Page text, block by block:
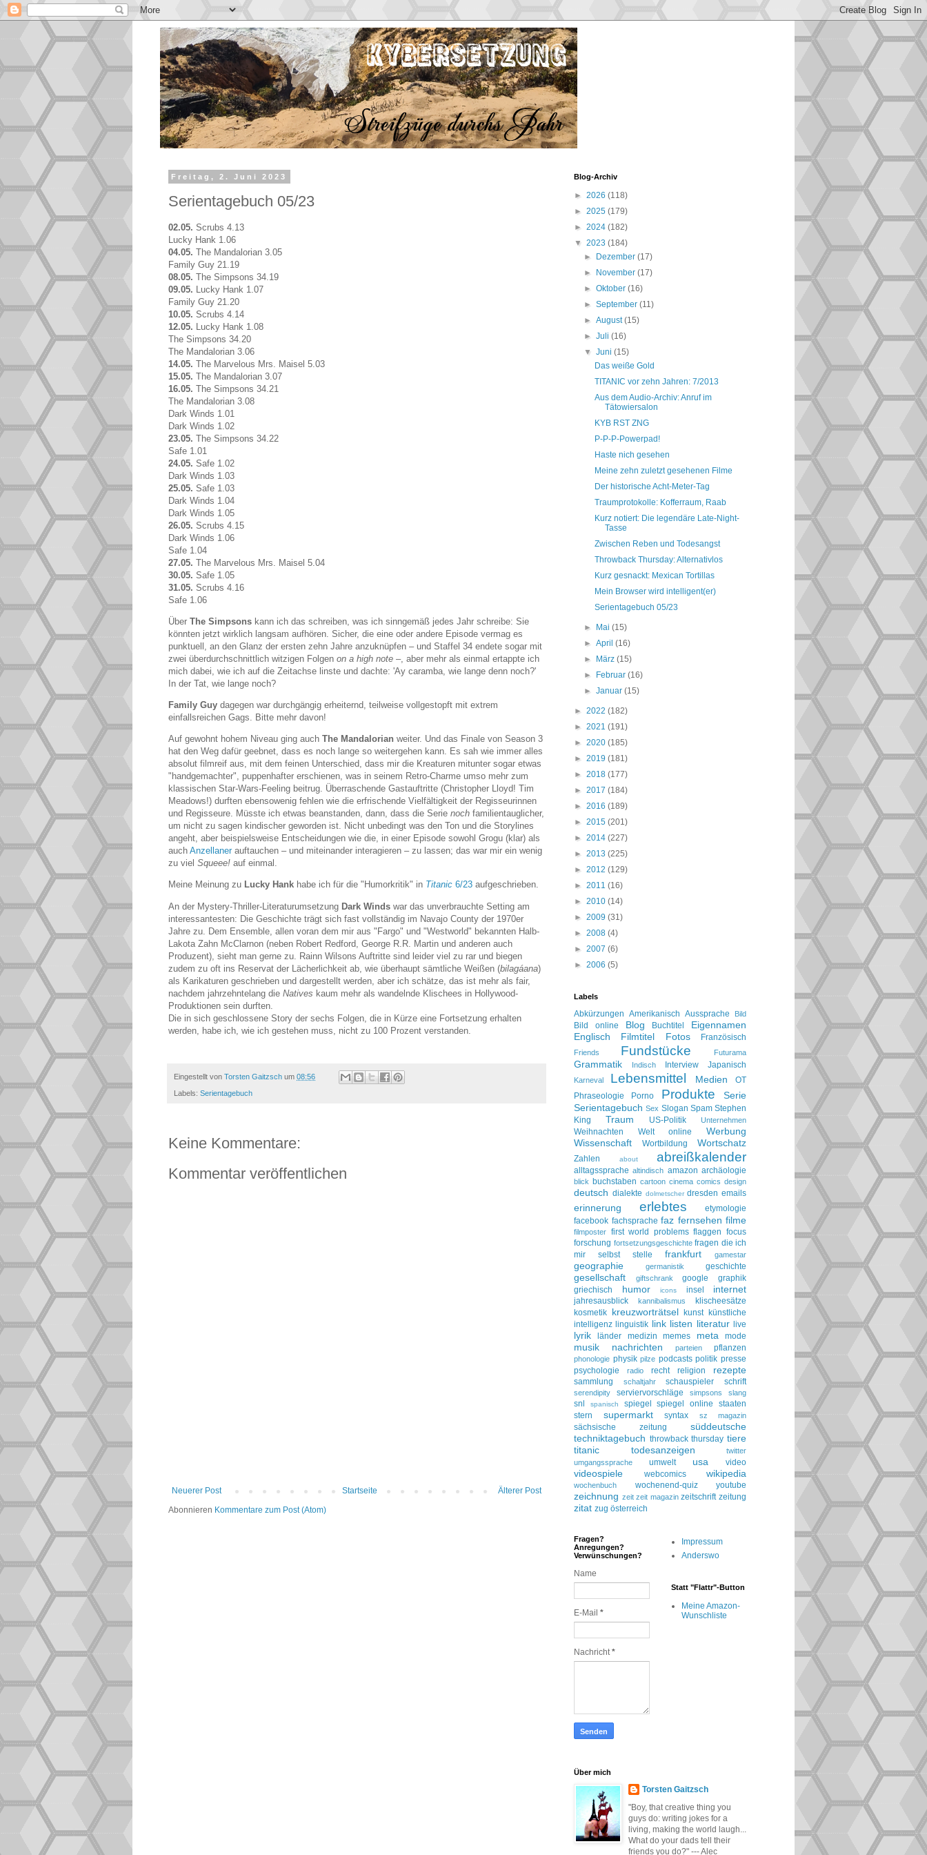
Freitag, 2. Juni 2023
Serientagebuch 05/23
02.05. Scrubs 4.13
Lucky Hank 1.06
04.05. The Mandalorian 3.05
Family Guy 21.19
08.05. The Simpsons 34.19
09.05. Lucky Hank 1.07
Family Guy 21.20
10.05. Scrubs 4.14
12.05. Lucky Hank 1.08
The Simpsons 34.20
The Mandalorian 3.06
14.05. The Marvelous Mrs. Maisel 5.03
15.05. The Mandalorian 3.07
16.05. The Simpsons 34.21
The Mandalorian 3.08
Dark Winds 1.01
Dark Winds 1.02
23.05. The Simpsons 34.22
Safe 1.01
24.05. Safe 1.02
Dark Winds 1.03
25.05. Safe 1.03
Dark Winds 1.04
Dark Winds 1.05
26.05. Scrubs 4.15
Dark Winds 1.06
Safe 1.04
27.05. The Marvelous Mrs. Maisel 5.04
30.05. Safe 1.05
31.05. Scrubs 4.16
Safe 1.06
Über The Simpsons kann ich das schreiben, was ich sinngemäß jedes Jahr schreibe: Sie
könnten jetzt wirklich langsam aufhören. Sicher, die eine oder andere Episode vermag es
punktuell, an den Glanz der ersten zehn Jahre anzuknüpfen – und Staffel 34 endete sogar mit
zwei überdurchschnittlich witzigen Folgen on a high note –, aber mehr als einmal ertappte ich
mich dabei, wie ich auf die Zeitachse linste und dachte: 'Ay caramba, wie lange denn noch?'
In der Tat, wie lange noch?
Family Guy dagegen war durchgängig erheiternd, teilweise vollgestopft mit extrem
einfallsreichen Gags. Bitte mehr davon!
Auf gewohnt hohem Niveau ging auch The Mandalorian weiter. Und das Finale von Season 3
hat den Weg dafür geebnet, dass es noch lange so weitergehen kann. Es sah wie immer alles
absolut filmreif aus, mit dem feinen Unterschied, dass mir die Kreaturen mitunter sogar etwas
"handgemachter", puppenhafter erschienen, was in seinem Retro-Charme umso mehr zum
klassischen Star-Wars-Feeling beitrug. Überraschende Gastauftritte (Christopher Lloyd! Tim
Meadows!) durften ebensowenig fehlen wie die erfrischende Vielfältigkeit der Regisseurinnen
und Regisseure. Müsste ich etwas beanstanden, dann, dass die Serie noch familientauglicher,
um nicht zu sagen kindischer geworden ist. Nicht unbedingt was den Ton und die Storylines
angeht, aber beispielsweise Entscheidungen wie die, in einer Episode sowohl Grogu (klar) als
auch Anzellaner auftauchen – und miteinander interagieren – zu lassen; das war mir ein wenig
zu viel Squeee! auf einmal.
Meine Meinung zu Lucky Hank habe ich für die "Humorkritik" in Titanic 6/23 aufgeschrieben.
An der Mystery-Thriller-Literaturumsetzung Dark Winds war das unverbrauchte Setting am
interessantesten: Die Geschichte trägt sich fast vollständig im Navajo County der 1970er
Jahre zu. Dem Ensemble, allen voran dem mir aus "Fargo" und "Westworld" bekannten Halb-
Lakota Zahn McClarnon (neben Robert Redford, George R.R. Martin und anderen auch
Produzent), sieht man gerne zu. Rainn Wilsons Auftritte sind leider viel zu rar und biegen
zudem zu oft ins Reservat der Lächerlichkeit ab, wie überhaupt sämtliche Weißen (bilagáana)
als Karikaturen geschrieben und dargestellt werden, aber ich schätze, das ist mehr als fair,
nachdem jahrzehntelang die Natives kaum mehr als wandelnde Klischees in Hollywood-
Produktionen sein durften.
Die in sich geschlossene Story der sechs Folgen, die in Kürze eine Fortsetzung erhalten
werden, habe ich, wie ich gestehen muss, nicht zu 100 Prozent verstanden.
Eingestellt von Torsten Gaitzsch um 08:56
Labels: Serientagebuch
Keine Kommentare:
Kommentar veröffentlichen
Neuerer Post Älterer Post
Startseite
Abonnieren Kommentare zum Post (Atom)
Blog-Archiv
► 2026 (118)
► 2025 (179)
► 2024 (182)
▼ 2023 (184)
►
Dezember(17)
►
November(17)
►Oktober(16)
►September(11)
►August(15)
►Juli(16)
▼Juni(15)
Das weiße Gold
TITANIC vor zehn Jahren: 7/2013
Aus dem Audio-Archiv: Anruf im
Tätowiersalon
KYB RST ZNG
P-P-P-Powerpad!
Haste nich gesehen
Meine zehn zuletzt gesehenen Filme
Der historische Acht-Meter-Tag
Traumprotokolle: Kofferraum, Raab
Kurz notiert: Die legendäre Late-Night-
Tasse
Zwischen Reben und Todesangst
Throwback Thursday: Alternativlos
Kurz gesnackt: Mexican Tortillas
Mein Browser wird intelligent(er)
Serientagebuch 05/23
► Mai(15)
►April(16)
►
März(15)
►
Februar(16)
►Januar(15)
► 2022 (182)
► 2021 (191)
► 2020 (185)
► 2019 (181)
► 2018 (177)
► 2017 (184)
► 2016 (189)
► 2015 (201)
► 2014 (227)
► 2013 (225)
► 2012 (129)
► 2011 (16)
► 2010 (14)
► 2009 (31)
► 2008 (4)
► 2007 (6)
► 2006 (5)
Labels
Abkürzungen Amerikanisch Aussprache Bild
Bild online Blog Buchtitel
Eigennamen
Englisch
Filmtitel Fotos Französisch
Friends Fundstücke Futurama
Grammatik Indisch Interview Japanisch
Karneval Lebensmittel Medien
OT
Phraseologie
Porno Produkte
Serie
Serientagebuch Sex Slogan Spam Stephen
King
Traum US-Politik Unternehmen
Weihnachten Welt online
Werbung
Wissenschaft
Wortbildung Wortschatz
Zahlen about abreißkalender
alltagssprache altindisch amazon archäologie
blick buchstaben cartoon cinema comics design
deutsch dialekte dolmetscher dresden emails
erinnerung erlebtes
etymologie
facebook fachsprache faz fernsehen filme
filmposter first world problems flaggen focus
forschung fortsetzungsgeschichte fragen die ich
mir selbst stelle
frankfurt gamestar
geographie germanistik geschichte
gesellschaft giftschrank google
graphik
griechisch
humor icons insel internet
jahresausblick kannibalismus
klischeesätze
kosmetik kreuzworträtsel kunst
künstliche
intelligenz linguistik link listen literatur live
lyrik länder medizin memes meta mode
musik nachrichten parteien pflanzen
phonologie physik pilze podcasts politik presse
psychologie
radio recht religion rezepte
sammlung schaltjahr schauspieler schrift
serendipity serviervorschläge simpsons slang
snl spanisch spiegel spiegel online
staaten
stern
supermarkt syntax sz magazin
sächsische zeitung
süddeutsche
techniktagebuch throwback thursday tiere
titanic
todesanzeigen
twitter
umgangssprache
umwelt usa video
videospiele webcomics wikipedia
wochenbuch wochenend-quiz youtube
zeichnung zeit zeit magazin zeitschrift zeitung
zitat zug österreich
Fragen?
Anregungen?
Verwünschungen?
Name
E-Mail *
Nachricht*
Impressum
Anderswo
Statt "Flattr"-Button
Meine Amazon-
Wunschliste
Über mich
Torsten Gaitzsch
"Boy, that creative thing you
guys do: writing jokes for a
living, making the world laugh...
What do your dads tell their
friends you do?" --- Alec